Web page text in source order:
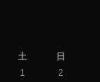
土
日
1
2